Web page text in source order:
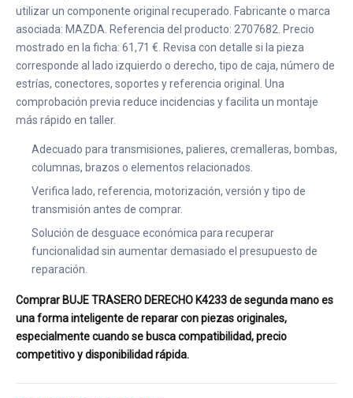
utilizar un componente original recuperado. Fabricante o marca
asociada: MAZDA. Referencia del producto: 2707682. Precio
mostrado en la ficha: 61,71 €. Revisa con detalle si la pieza
corresponde al lado izquierdo o derecho, tipo de caja, número de
estrías, conectores, soportes y referencia original. Una
comprobación previa reduce incidencias y facilita un montaje
más rápido en taller.
Adecuado para transmisiones, palieres, cremalleras, bombas,
columnas, brazos o elementos relacionados.
Verifica lado, referencia, motorización, versión y tipo de
transmisión antes de comprar.
Solución de desguace económica para recuperar
funcionalidad sin aumentar demasiado el presupuesto de
reparación.
Comprar BUJE TRASERO DERECHO K4233 de segunda mano es
una forma inteligente de reparar con piezas originales,
especialmente cuando se busca compatibilidad, precio
competitivo y disponibilidad rápida.